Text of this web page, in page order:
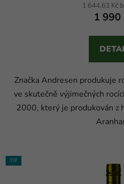
1 644,63 Kč
1 990
Značka Andresen produkuje
ve skutečně výjimečných
2000, který je produkován z
TIP